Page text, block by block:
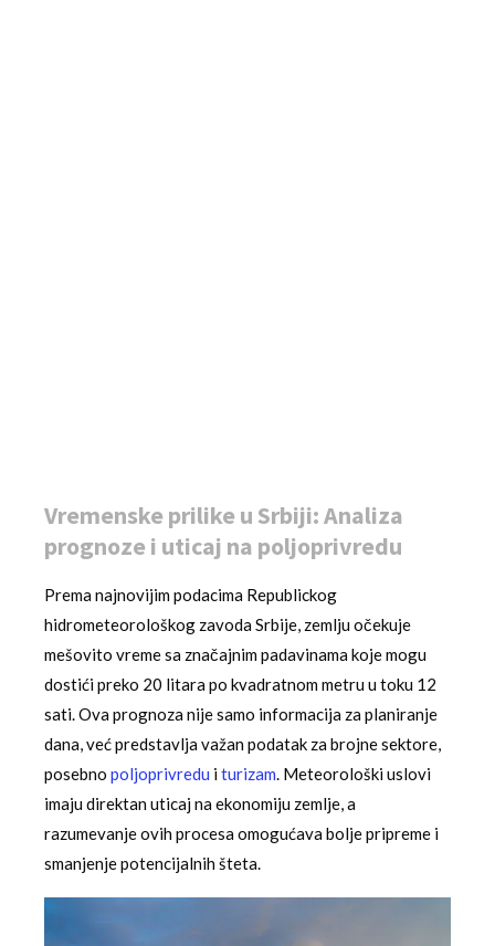
Vremenske prilike u Srbiji: Analiza
prognoze i uticaj na poljoprivredu
Prema najnovijim podacima Republickog
hidrometeorološkog zavoda Srbije, zemlju očekuje
mešovito vreme sa značajnim padavinama koje mogu
dostići preko 20 litara po kvadratnom metru u toku 12
sati. Ova prognoza nije samo informacija za planiranje
dana, već predstavlja važan podatak za brojne sektore,
posebno poljoprivredu iturizam. Meteorološki uslovi
imaju direktan uticaj na ekonomiju zemlje, a
razumevanje ovih procesa omogućava bolje pripreme i
smanjenje potencijalnih šteta.